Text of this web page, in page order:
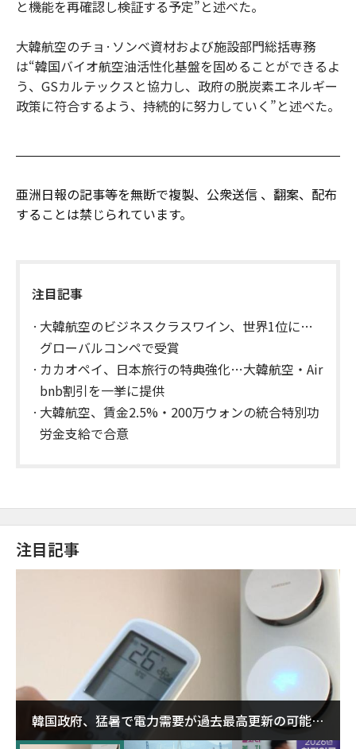
と機能を再確認し検証する予定”と述べた。
大韓航空のチョ·ソンベ資材および施設部門総括専務
は“韓国バイオ航空油活性化基盤を固めることができるよ
う、GSカルテックスと協力し、政府の脱炭素エネルギー
政策に符合するよう、持続的に努力していく”と述べた。
亜洲日報の記事等を無断で複製、公衆送信 、翻案、配布
することは禁じられています。
注目記事
大韓航空のビジネスクラスワイン、世界1位に…
グローバルコンペで受賞
カカオペイ、日本旅行の特典強化…大韓航空・Air
bnb割引を一挙に提供
大韓航空、賃金2.5%・200万ウォンの統合特別功
労金支給で合意
注目記事
韓国政府、猛暑で電力需要が過去最高更新の可能性